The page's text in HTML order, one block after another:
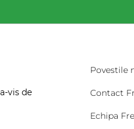
vis de
Povestile
Contact
Echipa